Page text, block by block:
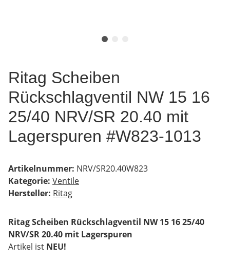
Ritag Scheiben
Rückschlagventil NW 15 16
25/40 NRV/SR 20.40 mit
Lagerspuren #W823-1013
Artikelnummer: NRV/SR20.40W823
Kategorie: Ventile
Hersteller: Ritag
Ritag Scheiben Rückschlagventil NW 15 16 25/40
NRV/SR 20.40 mit Lagerspuren
Artikel ist NEU!